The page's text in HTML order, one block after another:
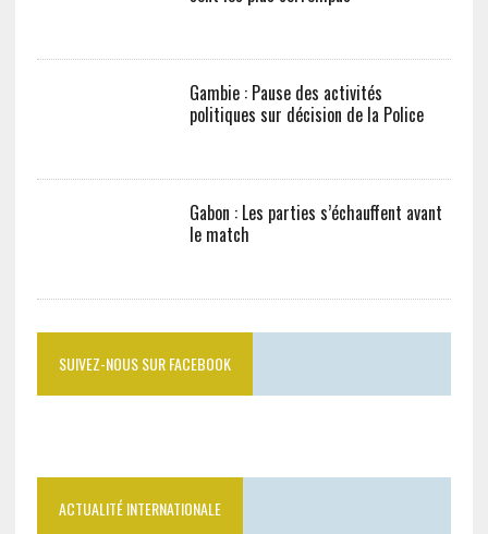
Gambie : Pause des activités
politiques sur décision de la Police
Gabon : Les parties s’échauffent avant
le match
SUIVEZ-NOUS SUR FACEBOOK
ACTUALITÉ INTERNATIONALE